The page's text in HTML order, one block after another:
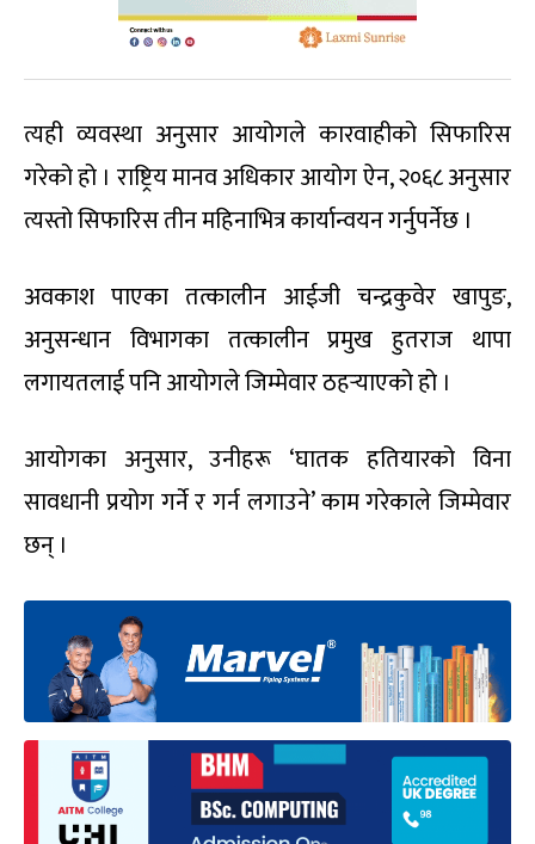
त्यही व्यवस्था अनुसार आयोगले कारवाहीको सिफारिस
गरेको हो । राष्ट्रिय मानव अधिकार आयोग ऐन, २०६८ अनुसार
त्यस्तो सिफारिस तीन महिनाभित्र कार्यान्वयन गर्नुपर्नेछ ।
अवकाश पाएका तत्कालीन आईजी चन्द्रकुवेर खापुङ,
अनुसन्धान विभागका तत्कालीन प्रमुख हुतराज थापा
लगायतलाई पनि आयोगले जिम्मेवार ठहर्‍याएको हो ।
आयोगका अनुसार, उनीहरू ‘घातक हतियारको विना
सावधानी प्रयोग गर्ने र गर्न लगाउने’ काम गरेकाले जिम्मेवार
छन् ।